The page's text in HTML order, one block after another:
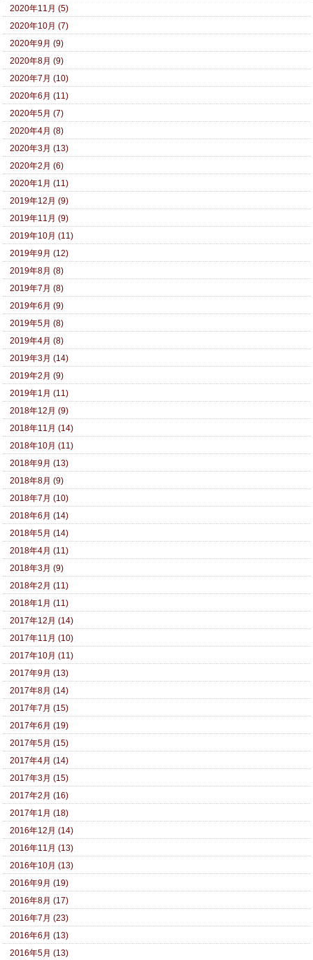
2020年11月 (5)
2020年10月 (7)
2020年9月 (9)
2020年8月 (9)
2020年7月 (10)
2020年6月 (11)
2020年5月 (7)
2020年4月 (8)
2020年3月 (13)
2020年2月 (6)
2020年1月 (11)
2019年12月 (9)
2019年11月 (9)
2019年10月 (11)
2019年9月 (12)
2019年8月 (8)
2019年7月 (8)
2019年6月 (9)
2019年5月 (8)
2019年4月 (8)
2019年3月 (14)
2019年2月 (9)
2019年1月 (11)
2018年12月 (9)
2018年11月 (14)
2018年10月 (11)
2018年9月 (13)
2018年8月 (9)
2018年7月 (10)
2018年6月 (14)
2018年5月 (14)
2018年4月 (11)
2018年3月 (9)
2018年2月 (11)
2018年1月 (11)
2017年12月 (14)
2017年11月 (10)
2017年10月 (11)
2017年9月 (13)
2017年8月 (14)
2017年7月 (15)
2017年6月 (19)
2017年5月 (15)
2017年4月 (14)
2017年3月 (15)
2017年2月 (16)
2017年1月 (18)
2016年12月 (14)
2016年11月 (13)
2016年10月 (13)
2016年9月 (19)
2016年8月 (17)
2016年7月 (23)
2016年6月 (13)
2016年5月 (13)